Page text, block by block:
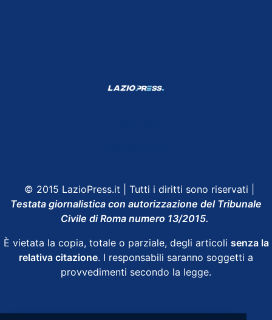
© 2015 LazioPress.it | Tutti i diritti sono riservati |
Testata giornalistica con autorizzazione del Tribunale
Civile di Roma numero 13/2015.
È vietata la copia, totale o parziale, degli articoli senza la
relativa citazione. I responsabili saranno soggetti a
provvedimenti secondo la legge.